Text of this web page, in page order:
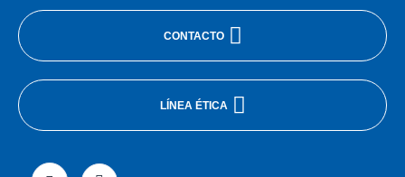
CONTACTO
LÍNEA ÉTICA